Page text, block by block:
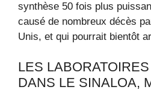
synthèse 50 fois plus
causé de nombreux décès
Unis, et qui pourrait bientôt
LES
DANS LE SINALOA,